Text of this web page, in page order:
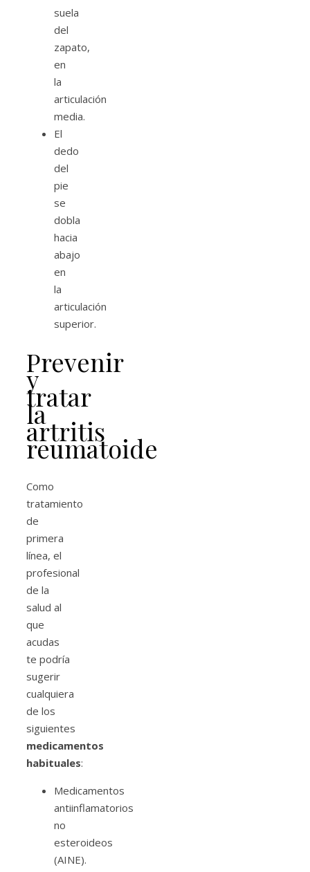
suela
del
zapato,
en
la
articulación
media.
El
dedo
del
pie
se
dobla
hacia
abajo
en
la
articulación
superior.
Prevenir
y
tratar
la
artritis
reumatoide
Como
tratamiento
de
primera
línea, el
profesional
de la
salud al
que
acudas
te podría
sugerir
cualquiera
de los
siguientes
medicamentos
habituales:
Medicamentos
antiinflamatorios
no
esteroideos
(AINE).